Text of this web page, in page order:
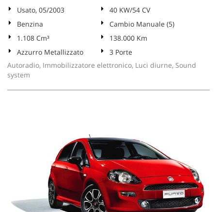
Usato, 05/2003
40 KW/54 CV
Benzina
Cambio Manuale (5)
1.108 Cm³
138.000 Km
Azzurro Metallizzato
3 Porte
Autoradio, Immobilizzatore elettronico, Luci diurne, Sound
system